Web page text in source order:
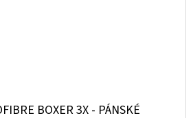
BOXER 3X - PÁNSKÉ